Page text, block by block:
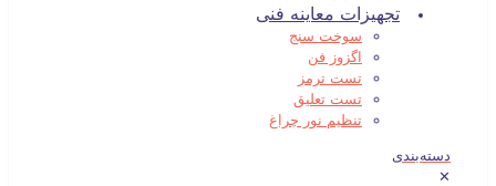
تجهیزات معاینه فنی
سوخت سنج
اگزوز فن
تست ترمز
تست تعلیق
تنظیم نور چراغ
دسته‌بندی
✕